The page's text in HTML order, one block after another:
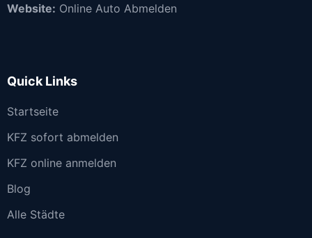
Website: Online Auto Abmelden
Quick Links
Startseite
KFZ sofort abmelden
KFZ online anmelden
Blog
Alle Städte